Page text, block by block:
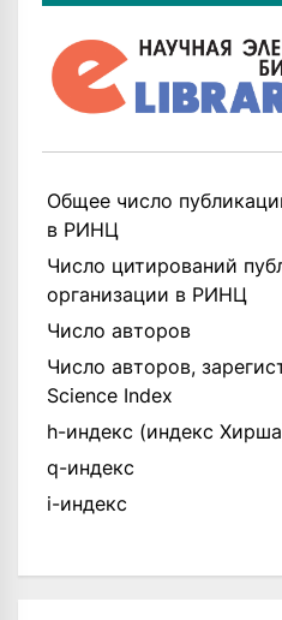
Общее число
в РИНЦ
Число цитирований
организации в РИНЦ
Число авторов
Число авторов,
Science Index
h-индекс (индекс
q-индекс
i-индекс